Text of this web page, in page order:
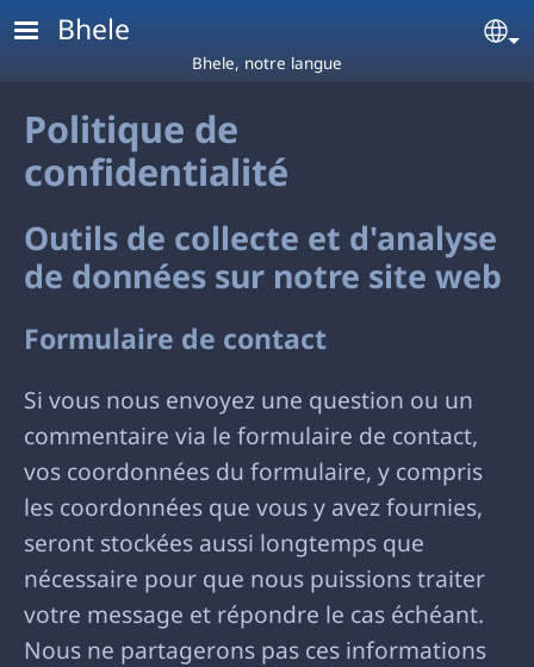
Aller au contenu principal
Bhele
Bhele, notre langue
Politique de
confidentialité
Outils de collecte et d'analyse
de données sur notre site web
Formulaire de contact
Si vous nous envoyez une question ou un
commentaire via le formulaire de contact,
vos coordonnées du formulaire, y compris
les coordonnées que vous y avez fournies,
seront stockées aussi longtemps que
nécessaire pour que nous puissions traiter
votre message et répondre le cas échéant.
Nous ne partagerons pas ces informations